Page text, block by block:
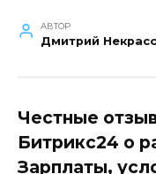
АВТОР
Дмитрий
Честные
Битрикс24 о
Зарплаты,